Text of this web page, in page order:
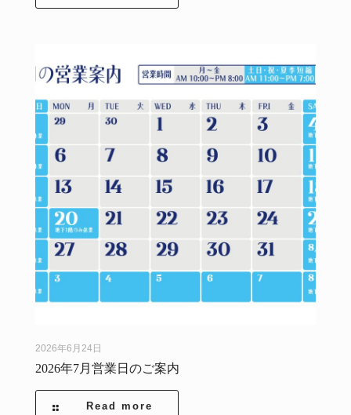
2026年6月24日
2026年7月営業日のご案内
Read more